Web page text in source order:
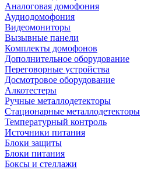
Аналоговая домофония
Аудиодомофония
Видеомониторы
Вызывные панели
Комплекты домофонов
Дополнительное оборудование
Переговорные устройства
Досмотровое оборудование
Алкотестеры
Ручные металлодетекторы
Стационарные металлодетекторы
Температурный контроль
Источники питания
Блоки защиты
Блоки питания
Боксы и стеллажи